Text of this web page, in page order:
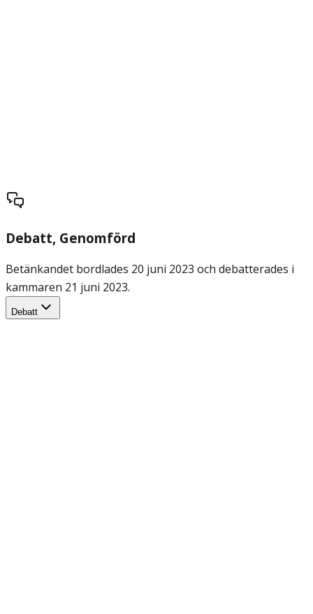
Debatt, Genomförd
Betänkandet bordlades 20 juni 2023 och debatterades i
kammaren 21 juni 2023.
Debatt